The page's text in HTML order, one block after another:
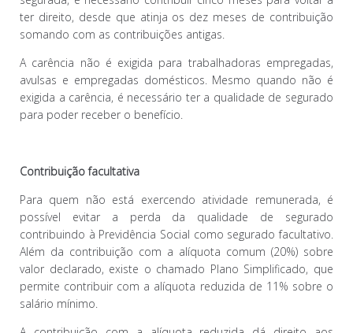
ter direito, desde que atinja os dez meses de contribuição
somando com as contribuições antigas.
A carência não é exigida para trabalhadoras empregadas,
avulsas e empregadas domésticos. Mesmo quando não é
exigida a carência, é necessário ter a qualidade de segurado
para poder receber o benefício.
Contribuição facultativa
Para quem não está exercendo atividade remunerada, é
possível evitar a perda da qualidade de segurado
contribuindo à Previdência Social como segurado facultativo.
Além da contribuição com a alíquota comum (20%) sobre
valor declarado, existe o chamado Plano Simplificado, que
permite contribuir com a alíquota reduzida de 11% sobre o
salário mínimo.